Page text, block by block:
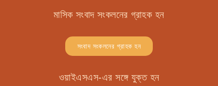
মাসিক সংবাদ সংকলনের গ্রাহক হন
সংবাদ সংকলনের গ্রাহক হন
ওয়াইএসএস-এর সঙ্গে যুক্ত হন